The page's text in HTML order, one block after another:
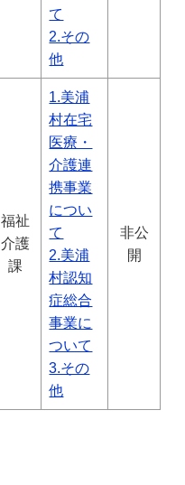
て
2.その
他
福祉
介護
課
1.美浦
村在宅
医療・
介護連
携事業
につい
て
2.美浦
村認知
症総合
事業に
ついて
3.その
他
非公
開